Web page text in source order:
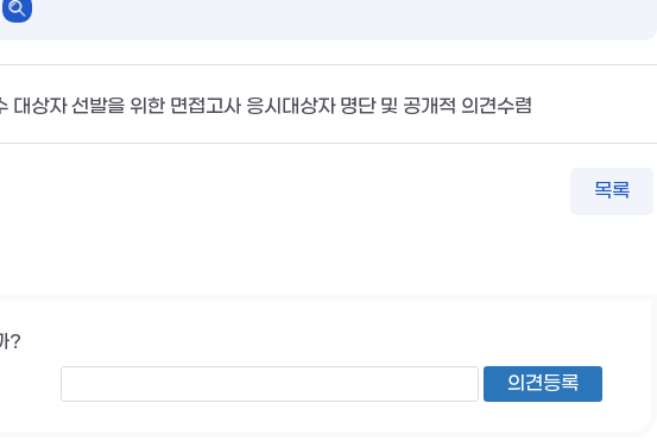
상자 선발을 위한 면접고사 응시대상자 명단 및 공개적 의견수렴
목록
?